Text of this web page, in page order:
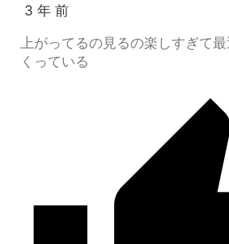
3 年 前
上がってるの見るの楽しすぎて
くっている